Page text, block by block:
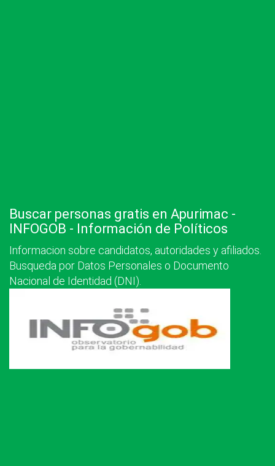
Buscar personas gratis en Apurimac -
INFOGOB - Información de Políticos
Informacion sobre candidatos, autoridades y afiliados.
Busqueda por Datos Personales o Documento
Nacional de Identidad (DNI).